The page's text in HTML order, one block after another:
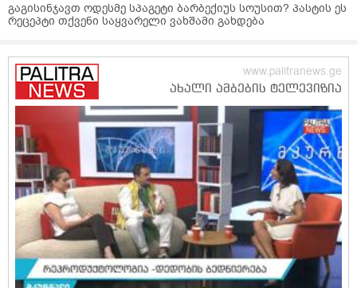
გაგისინჯავთ ოდესმე სპაგეტი ბარბექიუს სოუსით? პასტის ეს
რეცეპტი თქვენი საყვარელი ვახშამი გახდება